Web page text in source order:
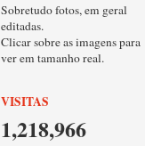
Sobretudo fotos, em geral
editadas.
Clicar sobre as imagens para
ver em tamanho real.
VISITAS
1,218,966